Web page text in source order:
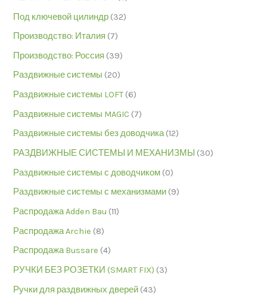
Под ключевой цилиндр (32)
Производство: Италия (7)
Производство: Россия (39)
Раздвижные системы (20)
Раздвижные системы LOFT (6)
Раздвижные системы MAGIC (7)
Раздвижные системы без доводчика (12)
РАЗДВИЖНЫЕ СИСТЕМЫ И МЕХАНИЗМЫ (30)
Раздвижные системы с доводчиком (0)
Раздвижные системы с механизмами (9)
Распродажа Adden Bau (11)
Распродажа Archie (8)
Распродажа Bussare (4)
РУЧКИ БЕЗ РОЗЕТКИ (SMART FIX) (3)
Ручки для раздвижных дверей (43)